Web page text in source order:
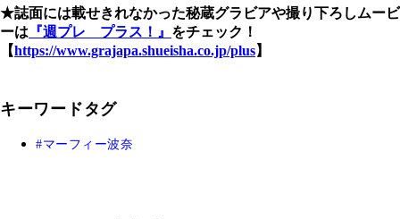
★誌面には載せきれなかった秘蔵グラビアや撮り下ろしムービ
ーは 『週プレ プラス！』 をチェック！
【https://www.grajapa.shueisha.co.jp/plus】
キーワードタグ
マーフィー波奈